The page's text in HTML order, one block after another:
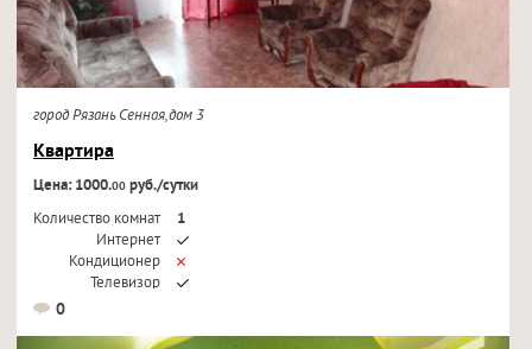
город Рязань Сенная,дом 3
Квартира
Цена: 1000.00руб./сутки
Количество комнат
1
Интернет
Кондиционер
Телевизор
0